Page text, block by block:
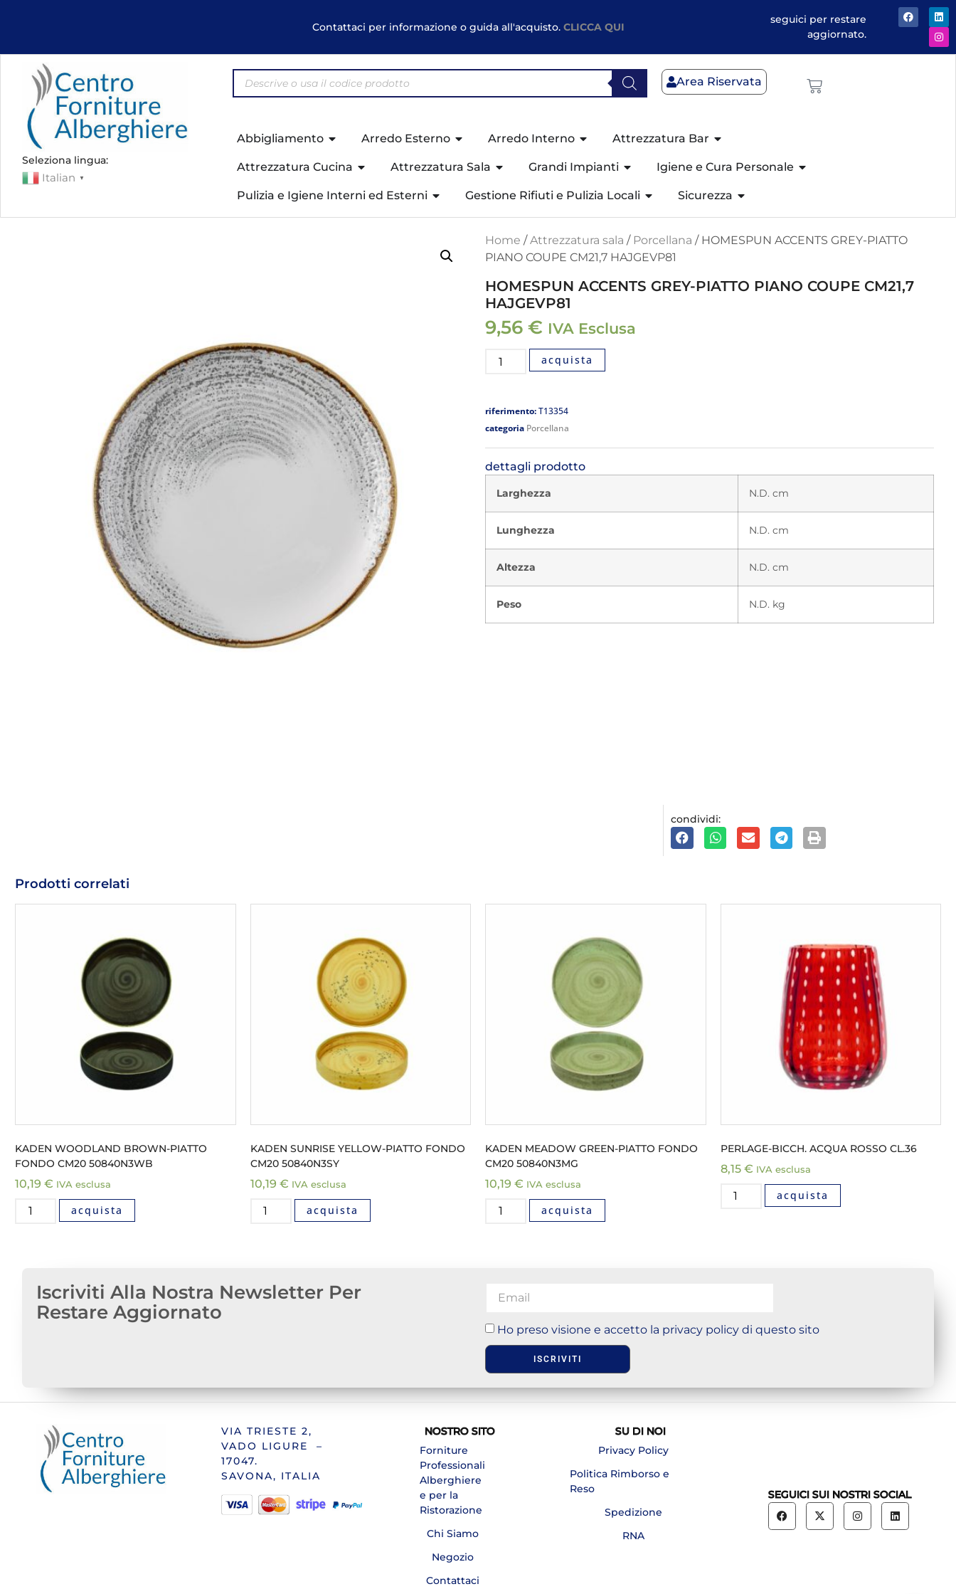
Contattaci per informazione o guida all'acquisto.CLICCA QUI
seguici per restare
aggiornato.
Seleziona lingua:
Italian ▼
Area Riservata
Abbigliamento Arredo Esterno Arredo Interno Attrezzatura Bar
Attrezzatura Cucina Attrezzatura Sala Grandi Impianti Igiene e Cura Personale
Pulizia e Igiene Interni ed Esterni Gestione Rifiuti e Pulizia Locali Sicurezza
Home /Attrezzatura sala / Porcellana / HOMESPUN ACCENTS GREY-PIATTO
PIANO COUPE CM21,7 HAJGEVP81
HOMESPUN ACCENTS GREY-PIATTO PIANO COUPE CM21,7
HAJGEVP81
9,56 € IVA Esclusa
acquista
riferimento:T13354
categoria Porcellana
dettagli prodotto
Larghezza N.D. cm
Lunghezza N.D. cm
Altezza N.D. cm
Peso N.D. kg
condividi:
Prodotti correlati
KADEN WOODLAND BROWN-PIATTO
FONDO CM20 50840N3WB
10,19 € IVA esclusa
acquista
KADEN SUNRISE YELLOW-PIATTO FONDO
CM20 50840N3SY
10,19 € IVA esclusa
acquista
KADEN MEADOW GREEN-PIATTO FONDO
CM20 50840N3MG
10,19 € IVA esclusa
acquista
PERLAGE-BICCH. ACQUA ROSSO CL.36
8,15 € IVA esclusa
acquista
Iscriviti Alla Nostra Newsletter Per
Restare Aggiornato
Ho preso visione e accetto la privacy policy di questo sito
ISCRIVITI
VIA TRIESTE 2,
VADO LIGURE –
17047.
SAVONA, ITALIA
NOSTRO SITO
Forniture
Professionali
Alberghiere
e per la
Ristorazione
Chi Siamo
Negozio
Contattaci
SU DI NOI
Privacy Policy
Politica Rimborso e
Reso
Spedizione
RNA
SEGUICI SUI NOSTRI SOCIAL